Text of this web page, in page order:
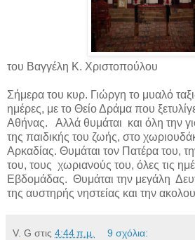
του Βαγγέλη Κ. Χριστοπούλου
Σήμερα του κυρ. Γιώργη το μυαλό
ημέρες, με το Θείο Δράμα που
Αθήνας. Αλλά θυμάται και όλη την
της παιδικής του ζωής, στο
Αρκαδίας. Θυμάται τον Πατέρα του,
του, τους χωριανούς του, όλες τις
Εβδομάδας. Θυμάται την μεγάλη
της αυστηρής νηστείας και την
V. G στις 4:44 π.μ. 9 σχόλια: